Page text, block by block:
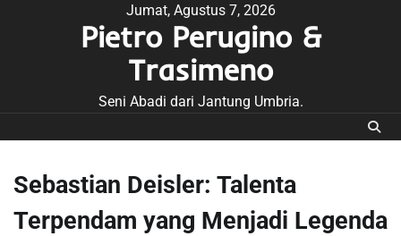
Jumat, Agustus 7, 2026
Pietro Perugino &
Trasimeno
Seni Abadi dari Jantung Umbria.
Sebastian Deisler: Talenta
Terpendam yang Menjadi Legenda